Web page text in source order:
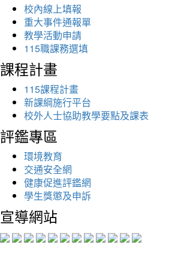
校內線上填報
重大事件通報單
教學活動申請
115職課務選填
課程計畫
115課程計畫
新課綱施行平台
校外人士協助教學要點及課表
評鑑專區
環境教育
交通安全網
健康促進評鑑網
學生獎懲及申訴
宣導網站